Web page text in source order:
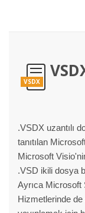
VSDX
.VSDX uzantılı
tanıtılan
Microsoft
.VSD ikili dosya
Ayrıca Microsoft
Hizmetlerinde